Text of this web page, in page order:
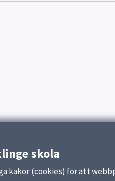
skola
kakor (cookies) för att